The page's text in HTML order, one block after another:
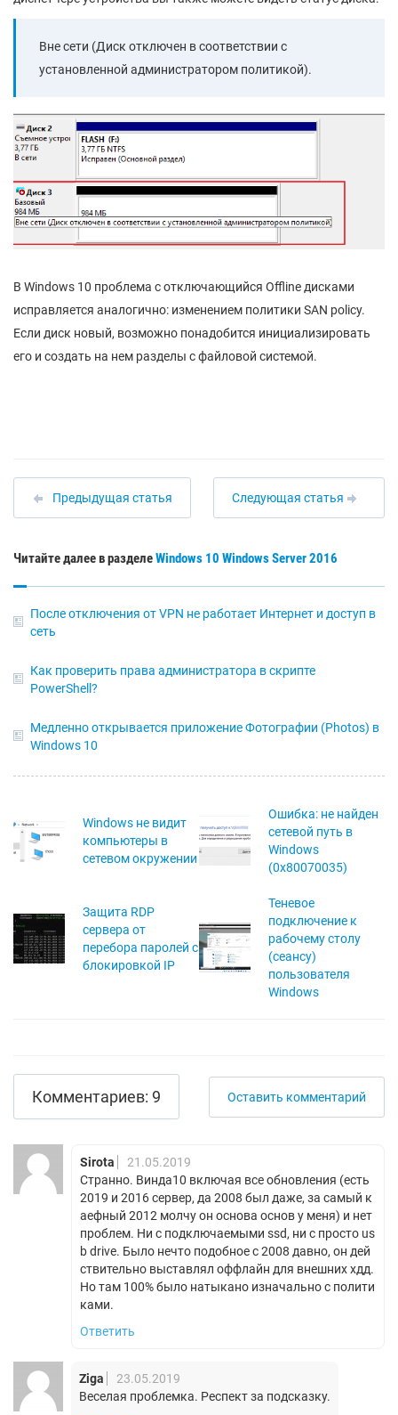
Вне сети (Диск отключен в соответствии с
установленной администратором политикой).
В Windows 10 проблема с отключающийся Offline дисками
исправляется аналогично: изменением политики SAN policy.
Если диск новый, возможно понадобится инициализировать
его и создать на нем разделы с файловой системой.
Предыдущая статья Следующая статья
Читайте далее в разделеWindows 10 Windows Server 2016
После отключения от VPN не работает Интернет и доступ в
сеть
Как проверить права администратора в скрипте
PowerShell?
Медленно открывается приложение Фотографии (Photos) в
Windows 10
Windows не видит
компьютеры в
сетевом окружении
Ошибка: не найден
сетевой путь в
Windows
(0x80070035)
Защита RDP
сервера от
перебора паролей с
блокировкой IP
Теневое
подключение к
рабочему столу
(сеансу)
пользователя
Windows
Комментариев: 9 Оставить комментарий
Sirota
21.05.2019
Странно. Винда10 включая все обновления (есть
2019 и 2016 сервер, да 2008 был даже, за самый к
аефный 2012 молчу он основа основ у меня) и нет
проблем. Ни с подключаемыми ssd, ни с просто us
b drive. Было нечто подобное с 2008 давно, он дей
ствительно выставлял оффлайн для внешних хдд.
Но там 100% было натыкано изначально с полити
ками.
Ответить
Ziga
23.05.2019
Веселая проблемка. Респект за подсказку.